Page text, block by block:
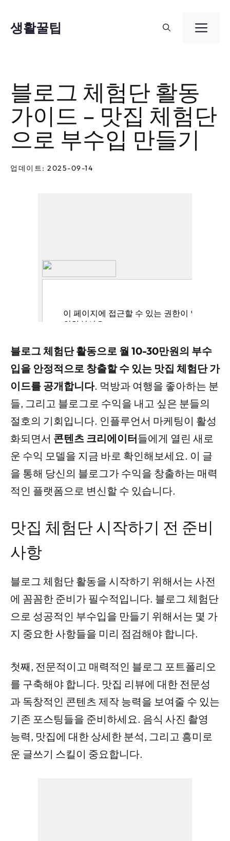
생활꿀팁
메
블로그 체험단 활동
가이드 – 맛집 체험단
으로 부수입 만들기
업데이트: 2025-09-14
블로그 체험단 활동으로 월 10-30만원의 부수
입을 안정적으로 창출할 수 있는 맛집 체험단 가
이드를 공개합니다. 먹방과 여행을 좋아하는 분
들, 그리고 블로그로 수익을 내고 싶은 분들의
절호의 기회입니다. 인플루언서 마케팅이 활성
화되면서 콘텐츠 크리에이터들에게 열린 새로
운 수익 모델을 지금 바로 확인해보세요. 이 글
을 통해 당신의 블로그가 수익을 창출하는 매력
적인 플랫폼으로 변신할 수 있습니다.
맛집 체험단 시작하기 전 준비
사항
블로그 체험단 활동을 시작하기 위해서는 사전
에 꼼꼼한 준비가 필수적입니다. 블로그 체험단
으로 성공적인 부수입을 만들기 위해서는 몇 가
지 중요한 사항들을 미리 점검해야 합니다.
첫째, 전문적이고 매력적인 블로그 포트폴리오
를 구축해야 합니다. 맛집 리뷰에 대한 전문성
과 독창적인 콘텐츠 제작 능력을 보여줄 수 있는
기존 포스팅들을 준비하세요. 음식 사진 촬영
능력, 맛집에 대한 상세한 분석, 그리고 흥미로
운 글쓰기 스킬이 중요합니다.